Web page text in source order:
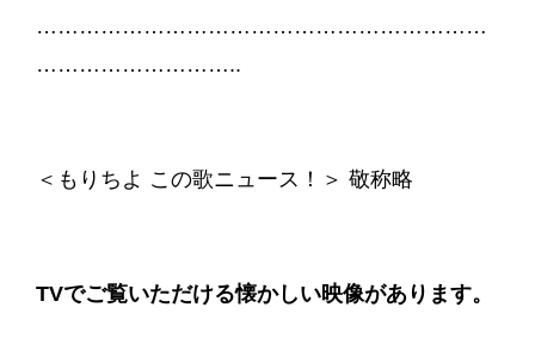
………………………………………………………
………………………..
＜もりちよ この歌ニュース！＞ 敬称略
TVでご覧いただける懐かしい映像があります。